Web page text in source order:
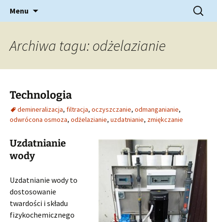
AquaSerwis
Uzdatnianie wody
Menu Szukaj:
Archiwa tagu: odżelazianie
Technologia
demineralizacja, filtracja, oczyszczanie, odmanganianie,
odwrócona osmoza, odżelazianie, uzdatnianie, zmiękczanie
Uzdatnianie
wody
Uzdatnianie wody to
dostosowanie
twardości i składu
fizykochemicznego